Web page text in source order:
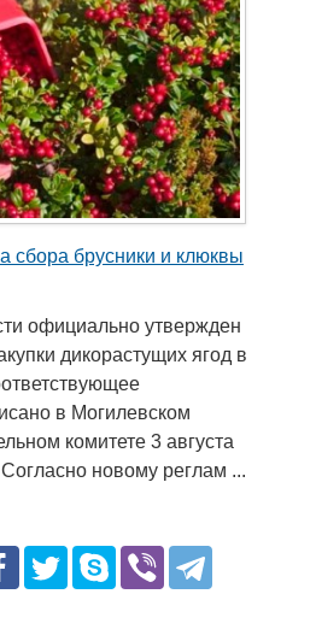
сбора брусники и клюквы
официально утвержден
дикорастущих ягод в
в Могилевском
комитете 3 августа
новому реглам ...